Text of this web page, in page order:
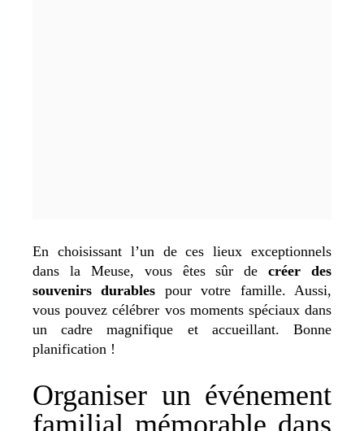
En choisissant l’un de ces lieux exceptionnels
dans la Meuse, vous êtes sûr decréer des
souvenirs durables pour votre famille. Aussi,
vous pouvez célébrer vos moments spéciaux dans
un cadre magnifique et accueillant. Bonne
planification !
Organiser un événement